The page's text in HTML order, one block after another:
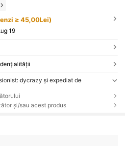
≥ 45,00Lei)
19
dycrazy și expediat de
și/sau acest produs